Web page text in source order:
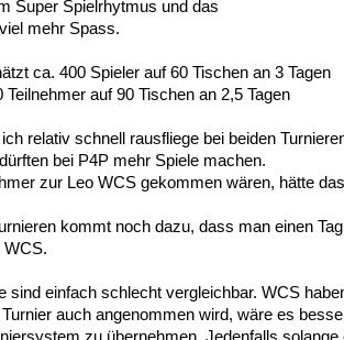
Super Spielrhytmus und das
mehr Spass.
ca. 400 Spieler auf 60 Tischen an 3 Tagen
Teilnehmer auf 90 Tischen an 2,5 Tagen
ich relativ schnell rausfliege bei beiden
bei P4P mehr Spiele machen.
zur Leo WCS gekommen wären, hätte
kommt noch dazu, dass man einen
WCS.
sind einfach schlecht vergleichbar. WCS
auch angenommen wird, wäre es